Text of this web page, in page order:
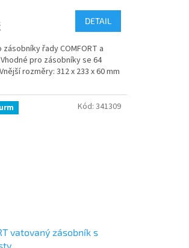
DETAIL
řady COMFORT a
Vhodné pro zásobníky se 64
rozměry: 312 x 233 x 60 mm
vatovaný zásobník s
Kód: 341309